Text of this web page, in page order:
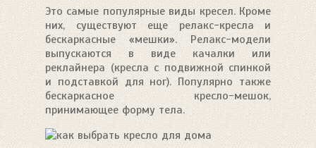
Это самые популярные виды кресел. Кроме
них, существуют еще релакс-кресла и
бескаркасные «мешки». Релакс-модели
выпускаются в виде качалки или
реклайнера (кресла с подвижной спинкой
и подставкой для ног). Популярно также
бескаркасное кресло-мешок,
принимающее форму тела.